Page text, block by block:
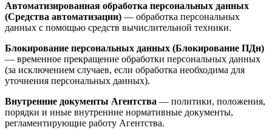
Автоматизированная обработка персональных данных
(Средства автоматизации) — обработка персональных
данных с помощью средств вычислительной техники.
Блокирование персональных данных (Блокирование ПДн)
— временное прекращение обработки персональных данных
(за исключением случаев, если обработка необходима для
уточнения персональных данных).
Внутренние документы Агентства — политики, положения,
порядки и иные внутренние нормативные документы,
регламентирующие работу Агентства.